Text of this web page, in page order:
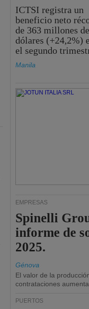
ICTSI registra un
beneficio neto
de 363 millones de
dólares (+24,2%)
el segundo
Manila
EMPRESAS
Spinelli
informe de
2025.
Génova
El valor de la
contrataciones
PUERTOS